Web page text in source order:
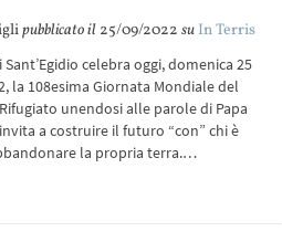
pubblicato il 25/09/2022su In Terris
celebra oggi, domenica 25
la 108esima Giornata Mondiale del
unendosi alle parole di Papa
a costruire il futuro “con” chi è
la propria terra.…